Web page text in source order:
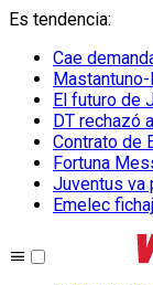
Es tendencia:
Cae
El futuro de
DT rechazó
Contrato de
Fortuna
Juventus va
Emelec